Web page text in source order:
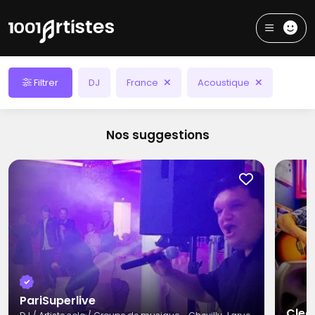
Filtrer DJ France Acoustique
Nos suggestions
PariSuperlive